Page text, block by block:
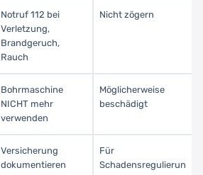
Notruf 112 bei
Verletzung,
Brandgeruch,
Rauch
Nicht zögern
Bohrmaschine
NICHT mehr
verwenden
Möglicherweise
beschädigt
Versicherung
dokumentieren
Für
Schadensregulierun